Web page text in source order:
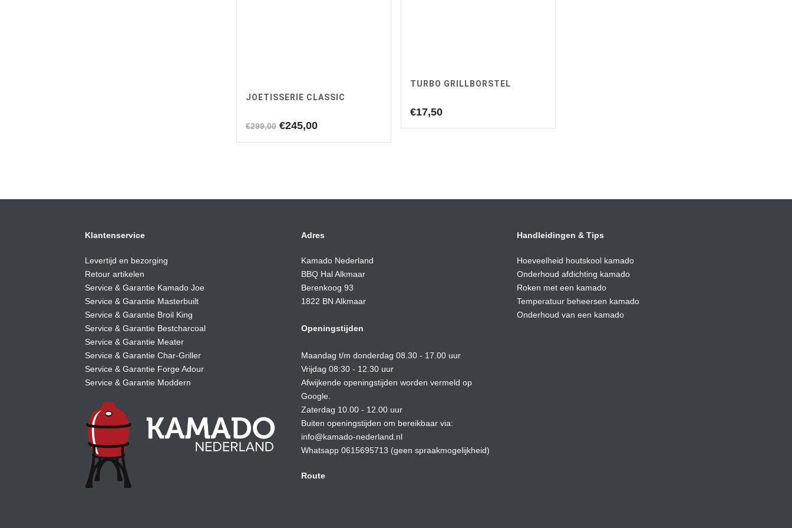
JOETISSERIE CLASSIC
€299,00 Oorspronkelijke
€245,00Huidige
TURBO GRILLBORSTEL
€17,50
Klantenservice
Levertijd en bezorging
Retour artikelen
Service & Garantie Kamado Joe
Service & Garantie Masterbuilt
Service & Garantie Broil King
Service & Garantie Bestcharcoal
Service & Garantie Meater
Service & Garantie Char-Griller
Service & Garantie Forge Adour
Service & Garantie Moddern
Adres
Kamado Nederland
BBQ Hal Alkmaar
Berenkoog 93
1822 BN Alkmaar
Openingstijden
Maandag t/m donderdag 08.30 - 17.00 uur
Vrijdag 08:30 - 12.30 uur
Afwijkende openingstijden worden vermeld op
Google.
Zaterdag 10.00 - 12.00 uur
Buiten openingstijden om bereikbaar via:
info@kamado-nederland.nl
Whatsapp 0615695713 (geen spraakmogelijkheid)
Route
Handleidingen & Tips
Hoeveelheid houtskool kamado
Onderhoud afdichting kamado
Roken met een kamado
Temperatuur beheersen kamado
Onderhoud van een kamado